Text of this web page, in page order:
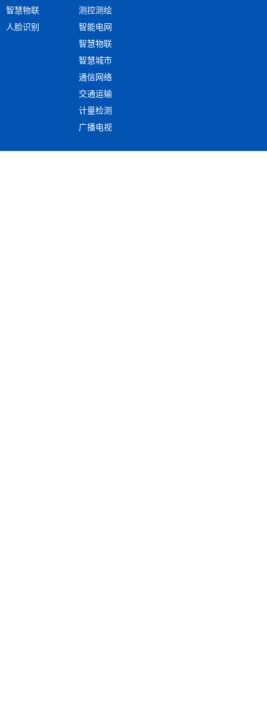
智慧物联
人脸识别
测控测绘
智能电网
智慧物联
智慧城市
通信网络
交通运输
计量检测
广播电视